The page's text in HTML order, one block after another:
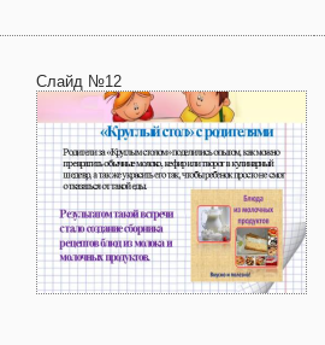
Слайд №12